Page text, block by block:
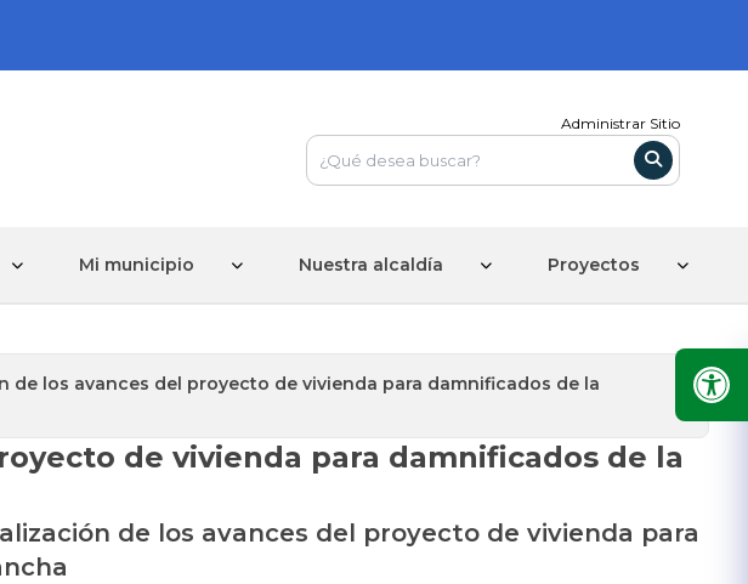
Administrar Sitio
Mi municipio Nuestra alcaldía Proyectos
de los avances del proyecto de vivienda para damnificados de la
de vivienda para damnificados de la
de los avances del proyecto de vivienda para